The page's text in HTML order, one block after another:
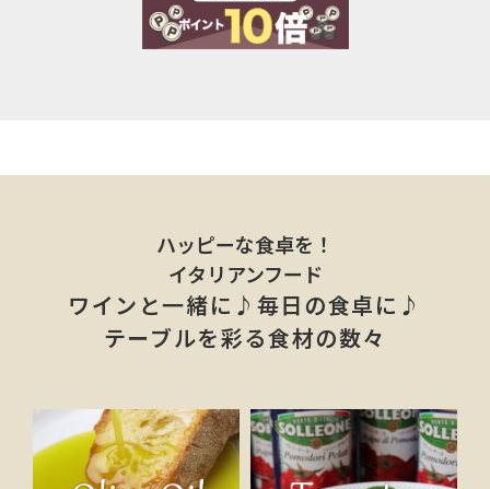
ハッピーな食卓を！
イタリアンフード
ワインと一緒に♪毎日の食卓に♪
テーブルを彩る食材の数々